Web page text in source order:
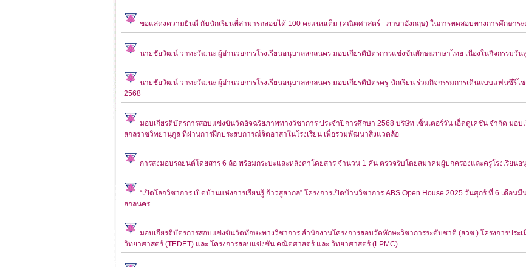
ขอแสดงความยินดี กับนักเรียนที่สามารถสอบได้ 100 คะแนนเต็ม (คณิตศาสตร์ - ภาษาอังกฤษ) ในการทดสอบทางการศึกษาร
นายชัยวัฒน์ วาทะวัฒนะ ผู้อำนวยการโรงเรียนอนุบาลสกลนคร มอบเกียรติบัตรการแข่งขันทักษะภาษาไทย เนื่องในกิจกรรมวั
นายชัยวัฒน์ วาทะวัฒนะ ผู้อำนวยการโรงเรียนอนุบาลสกลนคร มอบเกียรติบัตรครู-นักเรียน ร่วมกิจกรรมการเดินแบบแฟนซีรีไ
2568
มอบเกียรติบัตรการสอบแข่งขันวัดอัจฉริยภาพทางวิชาการ ประจำปีการศึกษา 2568 บริษัท เซ็นเตอร์วัน เอ็ดดูเคชั่น จำกัด มอ
สกลราชวิทยานุกูล ที่ผ่านการฝึกประสบการณ์จิตอาสาในโรงเรียน เพื่อร่วมพัฒนาสิ่งแวดล้อ
การส่งมอบรถยนต์โดยสาร 6 ล้อ พร้อมกระบะและหลังคาโดยสาร จำนวน 1 คัน ตรวจรับโดยสมาคมผู้ปกครองและครูโรงเรีย
“เปิดโลกวิชาการ เปิดบ้านแห่งการเรียนรู้ ก้าวสู่สากล” โครงการเปิดบ้านวิชาการ ABS Open House 2025 วันศุกร์ ที่ 6 เดือ
สกลนคร
มอบเกียรติบัตรการสอบแข่งขันวัดทักษะทางวิชาการ สำนักงานโครงการสอบวัดทักษะวิชาการระดับชาติ (สวช.) โครงการปร
วิทยาศาสตร์ (TEDET) และ โครงการสอบแข่งขัน คณิตศาสตร์ และ วิทยาศาสตร์ (LPMC)